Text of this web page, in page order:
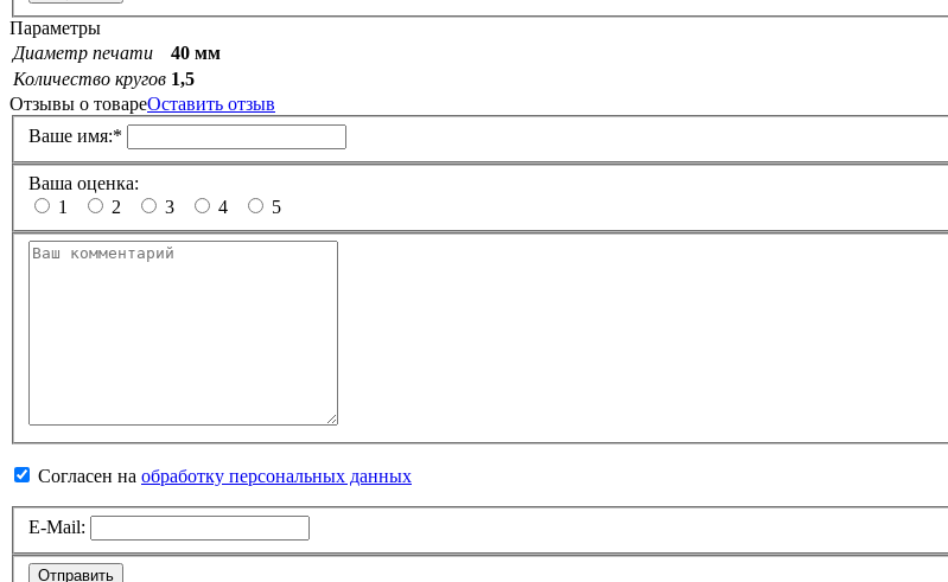
Параметры
Диаметр печати
40 мм
Количество кругов 1,5
Отзывы о товареОставить отзыв
Ваше имя:*
Ваша оценка:
1
2 3 4 5
Согласен на обработку персональных данных
E-Mail:
Отправить